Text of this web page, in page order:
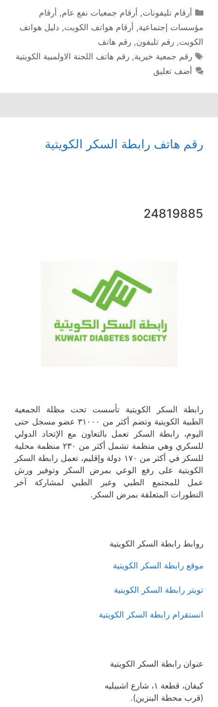
التصنيفات
أرقام تليفونات, أرقام جمعيات نفع عام, أرقام
مؤسسات إجتماعية, أرقام هواتف الكويت, دليل هواتف
الكويت, رقم تليفون, رقم هاتف
الوسوم
رقم جمعية خيرية,رقم هاتف اللجنة الاولمبية الكويتية
أضف تعليق
رقم هاتف رابطة السكر الكويتية
24819885
رابطة السكر الكويتية تأسست تحت مظلة الجمعية
الطبية الكويتية وتضم أكثر من ٣١٠٠٠ عضو مسجل حتى
اليوم، رابطة السكر تعمل بالتعاون مع الإتحاد الدولي
للسكري وهي منظمة تشمل أكثر من ٢٣٠ منظمة محلية
للسكر في أكثر من ١٧٠ دولة وإقليم، تعمل رابطة السكر
الكويتية على رفع الوعي بمرض السكر وتوفير ورش
عمل للمجتمع الطبي وغير الطبي لمشاركة آخر
التطورات المتعلقة بمرض السكر.
روابط رابطة السكر الكويتية
موقع رابطة السكر الكويتية
تويتر رابطة السكر الكويتية
انستقرام رابطة السكر الكويتية
عنوان رابطة السكر الكويتية
كيفان، قطعة ١، شارع اشبيليه
(قرب محطة البنزين).